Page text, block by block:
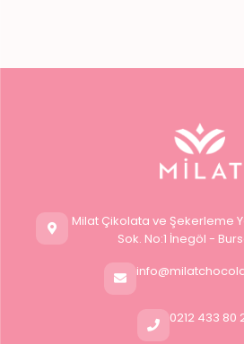
Milat Çikolata ve Şekerleme
Sok. No:1 İnegöl -
0212 433 80